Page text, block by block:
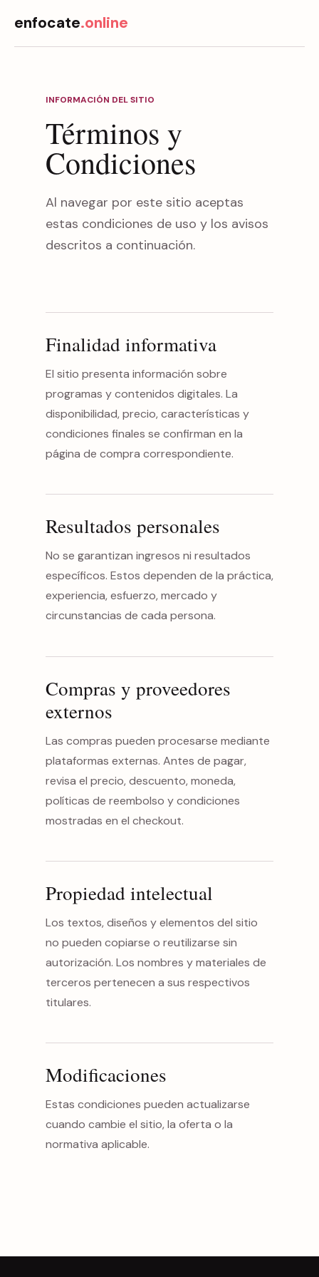
enfocate.online
INFORMACIÓN DEL SITIO
Términos y
Condiciones
Al navegar por este sitio aceptas
estas condiciones de uso y los avisos
descritos a continuación.
Finalidad informativa
El sitio presenta información sobre
programas y contenidos digitales. La
disponibilidad, precio, características y
condiciones finales se confirman en la
página de compra correspondiente.
Resultados personales
No se garantizan ingresos ni resultados
específicos. Estos dependen de la práctica,
experiencia, esfuerzo, mercado y
circunstancias de cada persona.
Compras y proveedores
externos
Las compras pueden procesarse mediante
plataformas externas. Antes de pagar,
revisa el precio, descuento, moneda,
políticas de reembolso y condiciones
mostradas en el checkout.
Propiedad intelectual
Los textos, diseños y elementos del sitio
no pueden copiarse o reutilizarse sin
autorización. Los nombres y materiales de
terceros pertenecen a sus respectivos
titulares.
Modificaciones
Estas condiciones pueden actualizarse
cuando cambie el sitio, la oferta o la
normativa aplicable.